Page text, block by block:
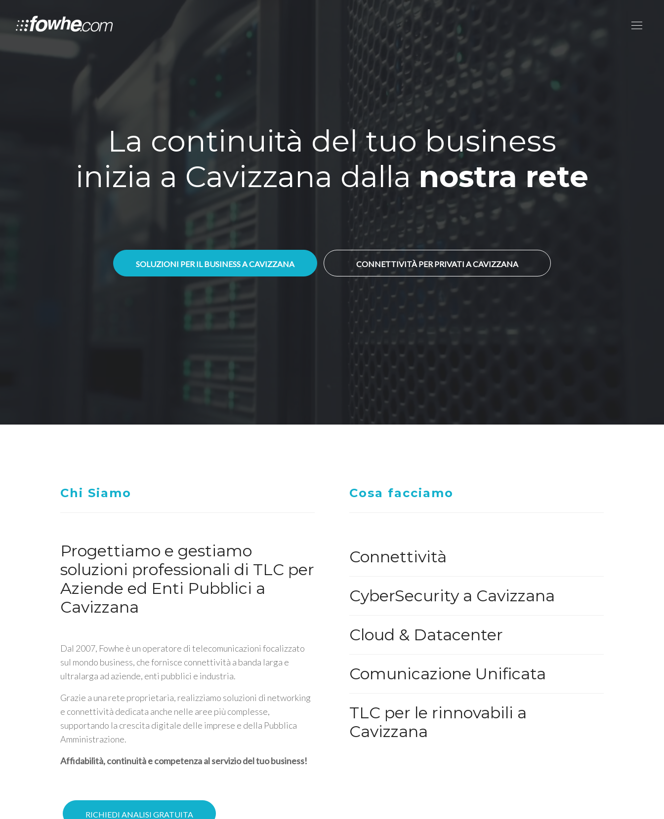
La continuità del tuo business
inizia a Cavizzana dallanostra rete
SOLUZIONI PER IL BUSINESS A CAVIZZANA CONNETTIVITÀ PER PRIVATI A CAVIZZANA
Chi Siamo
Progettiamo e gestiamo
soluzioni professionali di TLC per
Aziende ed Enti Pubblici a
Cavizzana
Dal 2007, Fowhe è un operatore di telecomunicazioni focalizzato
sul mondo business, che fornisce connettività a banda larga e
ultralarga ad aziende, enti pubblici e industria.
Grazie a una rete proprietaria, realizziamo soluzioni di networking
e connettività dedicata anche nelle aree più complesse,
supportando la crescita digitale delle imprese e della Pubblica
Amministrazione.
Affidabilità, continuità e competenza al servizio del tuo business!
RICHIEDI ANALISI GRATUITA
Cosa facciamo
Connettività
CyberSecurity a Cavizzana
Cloud & Datacenter
Comunicazione Unificata
TLC per le rinnovabili a
Cavizzana